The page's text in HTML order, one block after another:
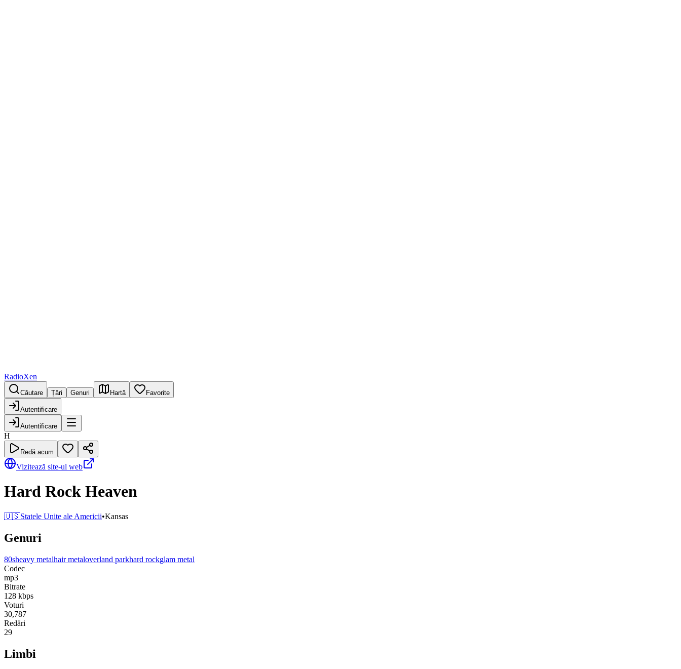
RadioXen
Căutare Țări Genuri Hartă Favorite
Autentificare
Autentificare
H
Redă acum
Vizitează site-ul web
Hard Rock Heaven
🇺🇸Statele Unite ale Americii•Kansas
Genuri
80sheavy metalhair metaloverland parkhard rockglam metal
Codec
mp3
Bitrate
128 kbps
Voturi
30,787
Redări
29
Limbi